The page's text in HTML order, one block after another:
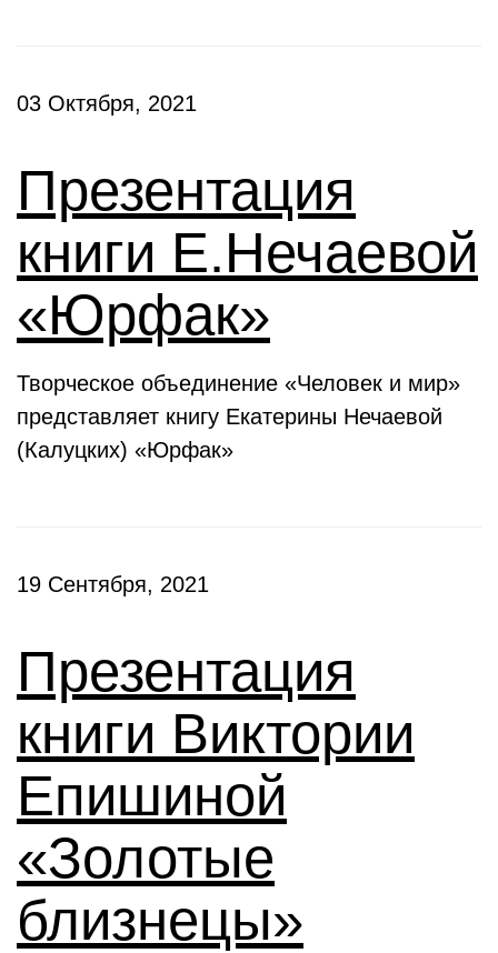
03 Октября, 2021
Презентация
книги Е.Нечаевой
«Юрфак»
Творческое объединение «Человек и мир»
представляет книгу Екатерины Нечаевой
(Калуцких) «Юрфак»
19 Сентября, 2021
Презентация
книги Виктории
Епишиной
«Золотые
близнецы»